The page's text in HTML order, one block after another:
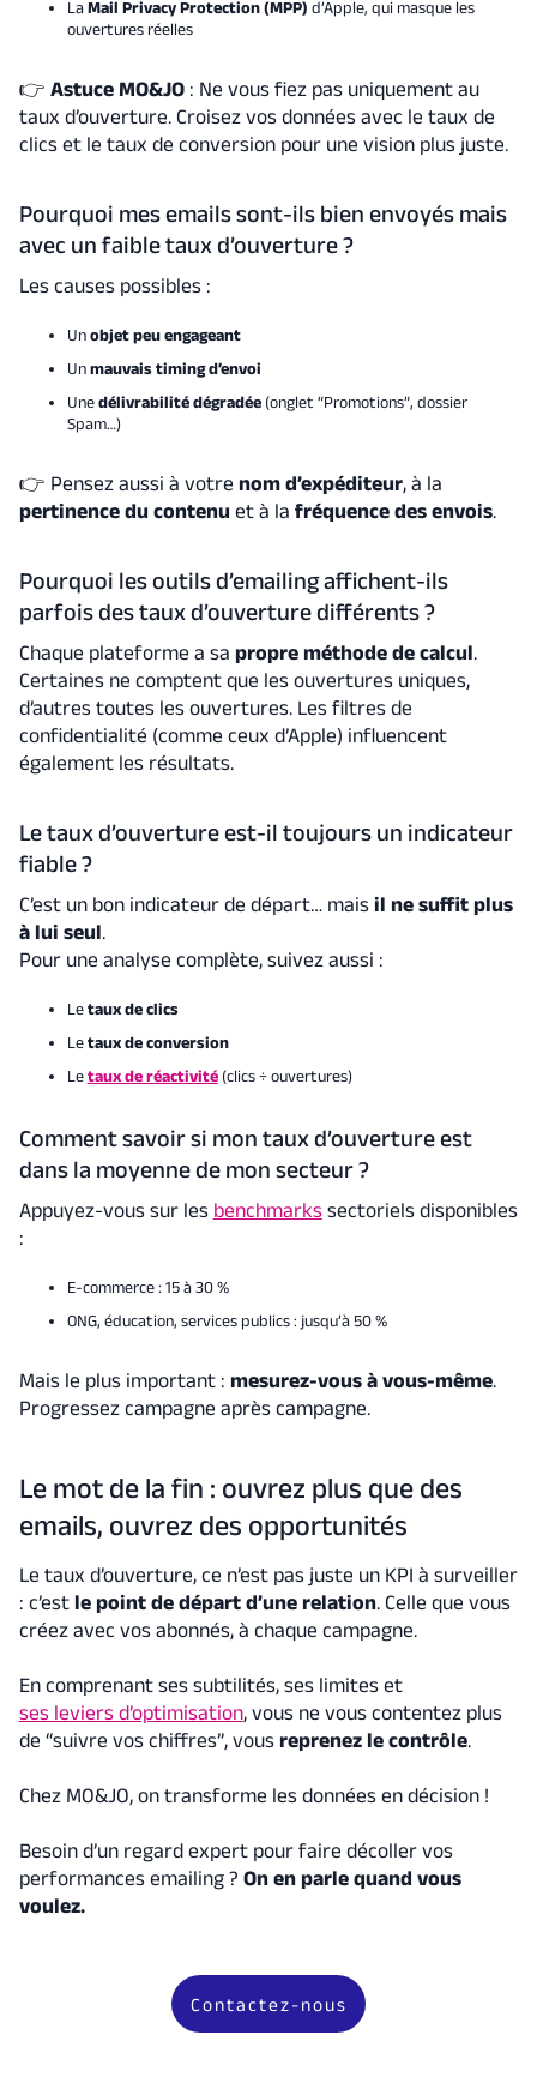
LaMail Privacy Protection (MPP) d’Apple, qui masque les
ouvertures réelles
👉 Astuce MO&JO: Ne vous fiez pas uniquement au
taux d’ouverture. Croisez vos données avec le taux de
clics et le taux de conversion pour une vision plus juste.
Pourquoi mes emails sont-ils bien envoyés mais
avec un faible taux d’ouverture ?
Les causes possibles :
Unobjet peu engageant
Unmauvais timing d’envoi
Unedélivrabilité dégradée(onglet “Promotions”, dossier
Spam…)
👉 Pensez aussi à votre nom d’expéditeur, à la
pertinence du contenu et à la fréquence des envois.
Pourquoi les outils d’emailing affichent-ils
parfois des taux d’ouverture différents ?
Chaque plateforme a sa propre méthode de calcul.
Certaines ne comptent que les ouvertures uniques,
d’autres toutes les ouvertures. Les filtres de
confidentialité (comme ceux d’Apple) influencent
également les résultats.
Le taux d’ouverture est-il toujours un indicateur
fiable ?
C’est un bon indicateur de départ… mais il ne suffit plus
à lui seul.
Pour une analyse complète, suivez aussi :
Letaux de clics
Letaux de conversion
Letaux de réactivité(clics ÷ ouvertures)
Comment savoir si mon taux d’ouverture est
dans la moyenne de mon secteur ?
Appuyez-vous sur les benchmarkssectoriels disponibles
:
E-commerce : 15 à 30 %
ONG, éducation, services publics : jusqu’à 50 %
Mais le plus important : mesurez-vous à vous-même.
Progressez campagne après campagne.
Le mot de la fin : ouvrez plus que des
emails, ouvrez des opportunités
Le taux d’ouverture, ce n’est pas juste un KPI à surveiller
: c’est le point de départ d’une relation. Celle que vous
créez avec vos abonnés, à chaque campagne.
En comprenant ses subtilités, ses limites et
ses leviers d’optimisation, vous ne vous contentez plus
de “suivre vos chiffres”, vous reprenez le contrôle.
Chez MO&JO, on transforme les données en décision !
Besoin d’un regard expert pour faire décoller vos
performances emailing ? On en parle quand vous
voulez.
Contactez-nous